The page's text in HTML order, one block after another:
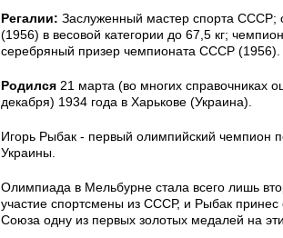
Регалии: Заслуженный мастер спорта СССР;
(1956) в весовой категории до 67,5 кг;
серебряный призер чемпионата СССР (1956).
Родился 21 марта (во многих справочниках
декабря) 1934 года в Харькове (Украина).
Игорь Рыбак - первый олимпийский чемпион
Украины.
Олимпиада в Мельбурне стала всего лишь
участие спортсмены из СССР, и Рыбак принес
Союза одну из первых золотых медалей на